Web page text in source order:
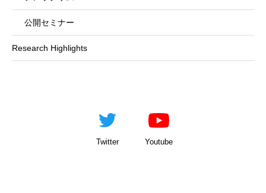
公開セミナー
Research Highlights
Twitter Youtube